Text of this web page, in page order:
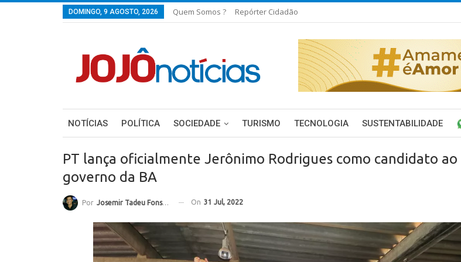
DOMINGO, 9 AGOSTO, 2026 Quem Somos ? Repórter Cidadão
NOTÍCIAS POLÍTICA SOCIEDADE TURISMO TECNOLOGIA SUSTENTABILIDADE
PT lança oficialmente Jerônimo Rodrigues como candidato ao
governo da BA
Por Josemir Tadeu Fonseca On 31 Jul, 2022